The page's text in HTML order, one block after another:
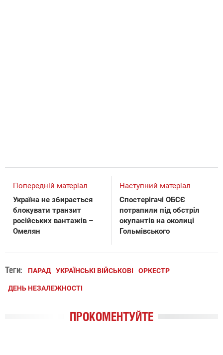
Попередній матеріал
Україна не збирається
блокувати транзит
російських вантажів –
Омелян
Наступний матеріал
Спостерігачі ОБСЄ
потрапили під обстріл
окупантів на околиці
Гольмівського
Теги: ПАРАД УКРАЇНСЬКІ ВІЙСЬКОВІ ОРКЕСТР
ДЕНЬ НЕЗАЛЕЖНОСТІ
ПРОКОМЕНТУЙТЕ